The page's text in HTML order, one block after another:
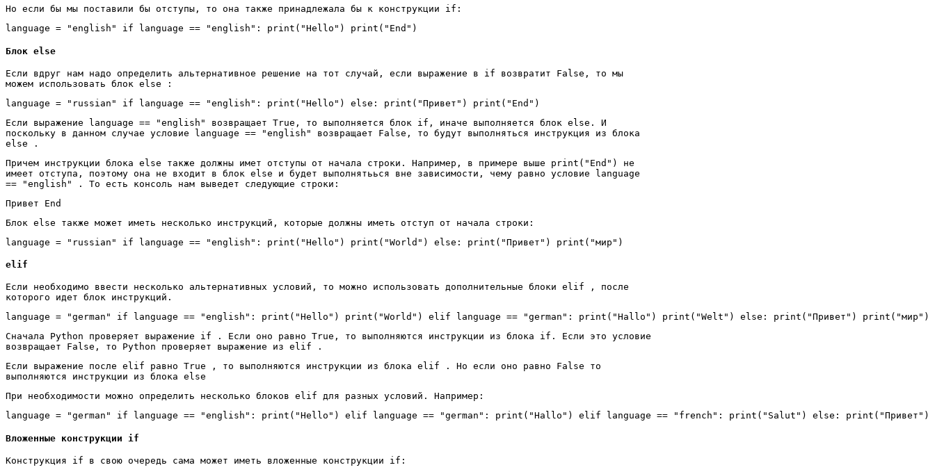
Но если бы мы поставили бы отступы, то она также принадлежала бы к конструкции if:
language = "english" if language == "english": print("Hello") print("End")
Блок else
Если вдруг нам надо определить альтернативное решение на тот случай, если выражение в if возвратит False, то мы
можем использовать блок else :
language = "russian" if language == "english": print("Hello") else: print("Привет") print("End")
Если выражение language == "english" возвращает True, то выполняется блок if, иначе выполняется блок else. И
поскольку в данном случае условие language == "english" возвращает False, то будут выполняться инструкция из блока
else .
Причем инструкции блока else также должны имет отступы от начала строки. Например, в примере выше print("End") не
имеет отступа, поэтому она не входит в блок else и будет выполнятьься вне зависимости, чему равно условие language
== "english" . То есть консоль нам выведет следующие строки:
Привет End
Блок else также может иметь несколько инструкций, которые должны иметь отступ от начала строки:
language = "russian" if language == "english": print("Hello") print("World") else: print("Привет") print("мир")
elif
Если необходимо ввести несколько альтернативных условий, то можно использовать дополнительные блоки elif , после
которого идет блок инструкций.
language = "german" if language == "english": print("Hello") print("World") elif language == "german": print("Hallo") print("Welt") else: print("Привет") print("мир")
Сначала Python проверяет выражение if . Если оно равно True, то выполняются инструкции из блока if. Если это условие
возвращает False, то Python проверяет выражение из elif .
Если выражение после elif равно True , то выполняются инструкции из блока elif . Но если оно равно False то
выполняются инструкции из блока else
При необходимости можно определить несколько блоков elif для разных условий. Например:
language = "german" if language == "english": print("Hello") elif language == "german": print("Hallo") elif language == "french": print("Salut") else: print("Привет")
Вложенные конструкции if
Конструкция if в свою очередь сама может иметь вложенные конструкции if: